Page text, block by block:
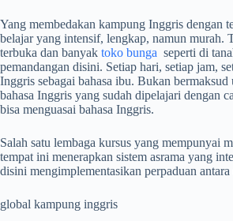
Yang membedakan kampung Inggris dengan
belajar yang intensif, lengkap, namun murah.
terbuka dan banyak toko bunga seperti di
pemandangan disini. Setiap hari, setiap jam,
Inggris sebagai bahasa ibu. Bukan
bahasa Inggris yang sudah dipelajari dengan
bisa menguasai bahasa Inggris.
Salah satu lembaga kursus yang mempunyai
tempat ini menerapkan sistem asrama yang
disini mengimplementasikan perpaduan
global kampung inggris